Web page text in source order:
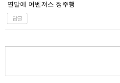
연말에 어벤져스 정주행
답글